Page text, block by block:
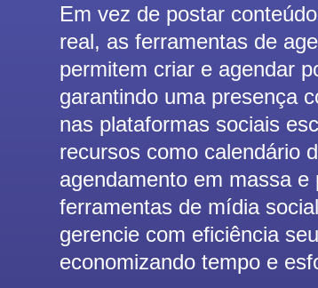
Em vez de postar
real, as ferramentas de
permitem criar e agendar
garantindo uma presença
nas plataformas sociais
recursos como calendário
agendamento em massa
ferramentas de mídia
gerencie com eficiência
economizando tempo e